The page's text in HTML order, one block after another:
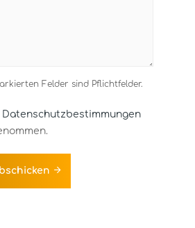
Felder sind Pflichtfelder.
Datenschutzbestimmungen